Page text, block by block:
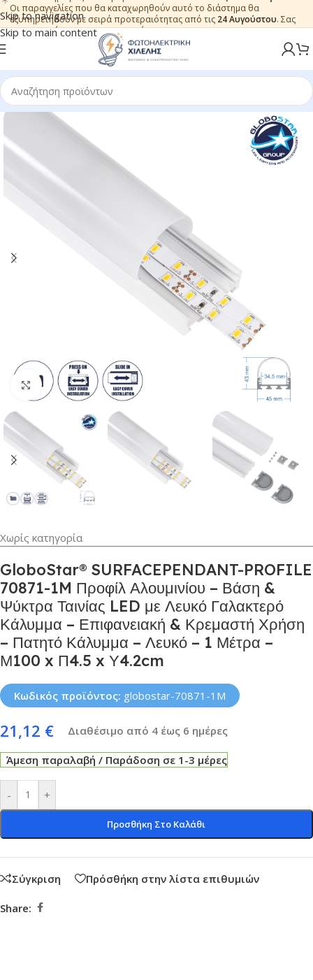
Skip to navigation
Skip to main content
Οι παραγγελίες που θα καταχωρηθούν αυτό το διάστημα θα
εξυπηρετηθούν με σειρά προτεραιότητας από τις 24 Αυγούστου. Σας
ευχαριστούμε για την εμπιστοσύνη.
Κλικ για μεγέθυνση
Χωρίς κατηγορία
GloboStar® SURFACEPENDANT-PROFILE
70871-1M Προφίλ Αλουμινίου – Βάση &
Ψύκτρα Ταινίας LED με Λευκό Γαλακτερό
Κάλυμμα – Επιφανειακή & Κρεμαστή Χρήση
– Πατητό Κάλυμμα – Λευκό – 1 Μέτρα –
Μ100 x Π4.5 x Υ4.2cm
Κωδικός προϊόντος: globostar-70871-1M
21,12 € Διαθέσιμο από 4 έως 6 ημέρες
Άμεση παραλαβή / Παράδοση σε 1-3 μέρες
- +
Προσθήκη Στο Καλάθι
Σύγκριση Πρόσθήκη στην λίστα επιθυμιών
Share: